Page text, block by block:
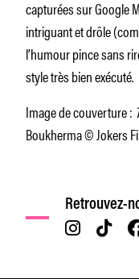
capturées sur Google
intriguant et drôle
l’humour pince sans
style très bien exécuté.
Image de couverture :
Boukherma © Jokers
Retrouvez-